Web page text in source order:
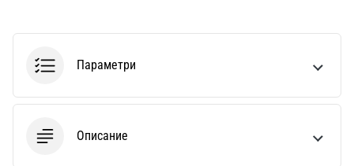
Параметри
Описание